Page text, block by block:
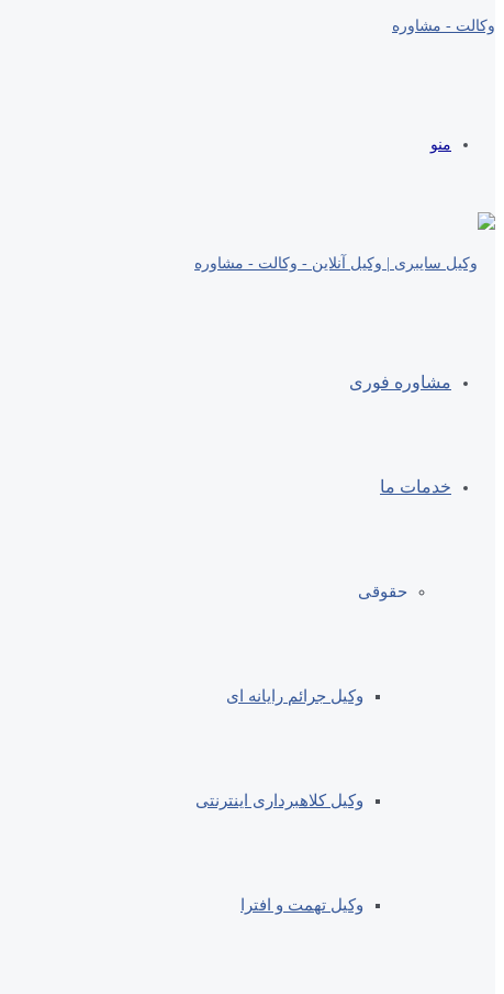
منو
مشاوره فوری
خدمات ما
حقوقی
وکیل جرائم رایانه ای
وکیل کلاهبرداری اینترنتی
وکیل تهمت و افترا